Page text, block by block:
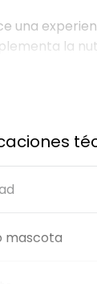
una
la
todos los
de
mascota